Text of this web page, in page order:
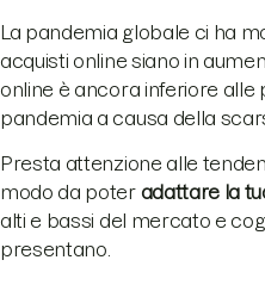
La pandemia globale ci ha
acquisti online siano in
online è ancora inferiore alle
pandemia a causa della
Presta attenzione alle
modo da poter adattare la
alti e bassi del mercato e
presentano.